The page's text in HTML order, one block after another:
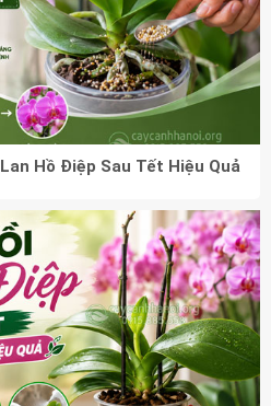
Hồ Điệp Sau Tết Hiệu Quả